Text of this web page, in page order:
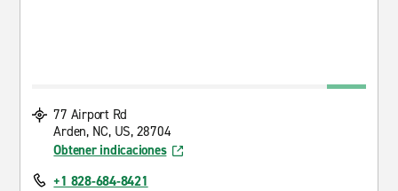
77 Airport Rd
Arden, NC, US, 28704
Obtener indicaciones
+1 828-684-8421